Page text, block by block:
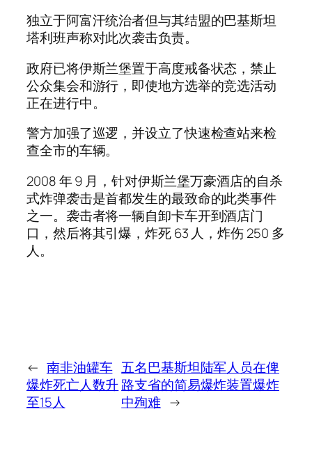
独立于阿富汗统治者但与其结盟的巴基斯坦
塔利班声称对此次袭击负责。
政府已将伊斯兰堡置于高度戒备状态，禁止
公众集会和游行，即使地方选举的竞选活动
正在进行中。
警方加强了巡逻，并设立了快速检查站来检
查全市的车辆。
2008 年 9 月，针对伊斯兰堡万豪酒店的自杀
式炸弹袭击是首都发生的最致命的此类事件
之一。袭击者将一辆自卸卡车开到酒店门
口，然后将其引爆，炸死 63 人，炸伤 250 多
人。
← 南非油罐车
爆炸死亡人数升
至15人
五名巴基斯坦陆军人员在俾
路支省的简易爆炸装置爆炸
中殉难 →